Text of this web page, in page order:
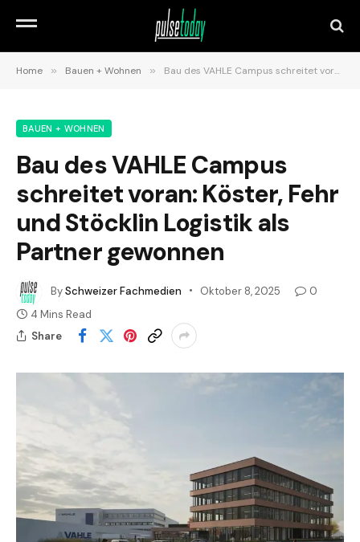
Home » Bauen + Wohnen » Bau des VAHLE Campus schreitet voran: Köster, Fehr und Stöcklin Logistik als Partner gewonnen
BAUEN + WOHNEN
Bau des VAHLE Campus
schreitet voran: Köster, Fehr
und Stöcklin Logistik als
Partner gewonnen
BySchweizer Fachmedien Oktober 8, 2025
0
4 Mins Read
Share